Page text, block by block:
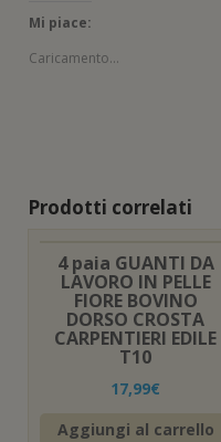
Mi piace:
Caricamento...
Prodotti correlati
4 paia GUANTI DA
LAVORO IN PELLE
FIORE BOVINO
DORSO CROSTA
CARPENTIERI EDILE
T10
17,99€
Aggiungi al carrello